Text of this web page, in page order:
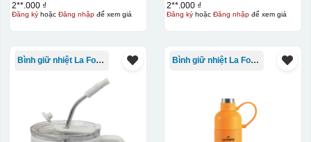
2**.000 ₫
Đăng kýhoặc Đăng nhậpđể xem giá
2**.000 ₫
Đăng kýhoặc Đăng nhậpđể xem giá
Bình giữ nhiệt La Fonte Bình giữ nhiệt La Fonte